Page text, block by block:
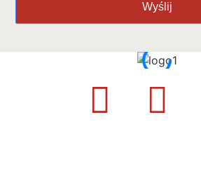
Wyślij